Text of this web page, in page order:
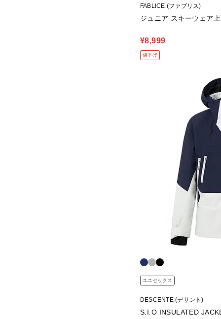
FABLICE (ファブリス)
ジュニア スキーウェア
¥8,999
値下げ
ユニセックス
DESCENTE (デサント)
S.I.O INSULATED